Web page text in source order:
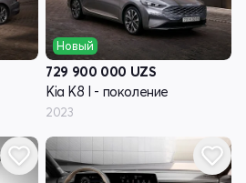
Новый
729 900 000 UZS
Kia K8 I - поколение
2023